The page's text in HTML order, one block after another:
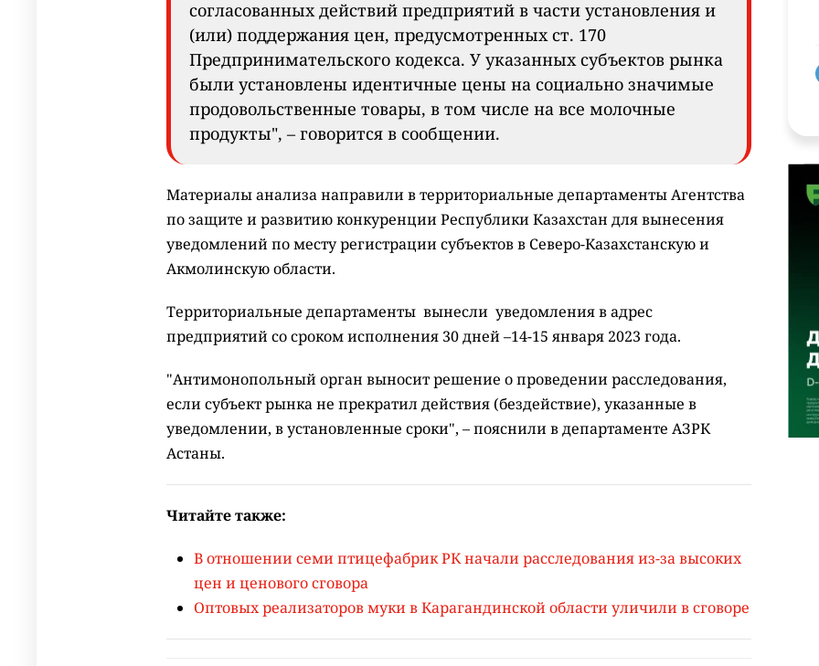
согласованных действий предприятий в части установления и
(или) поддержания цен, предусмотренных ст. 170
Предпринимательского кодекса. У указанных субъектов рынка
были установлены идентичные цены на социально значимые
продовольственные товары, в том числе на все молочные
продукты", – говорится в сообщении.
Материалы анализа направили в территориальные департаменты Агентства
по защите и развитию конкуренции Республики Казахстан для вынесения
уведомлений по месту регистрации субъектов в Северо-Казахстанскую и
Акмолинскую области.
Территориальные департаменты вынесли уведомления в адрес
предприятий со сроком исполнения 30 дней –14-15 января 2023 года.
"Антимонопольный орган выносит решение о проведении расследования,
если субъект рынка не прекратил действия (бездействие), указанные в
уведомлении, в установленные сроки", – пояснили в департаменте АЗРК
Астаны.
Читайте также:
В отношении семи птицефабрик РК начали расследования из-за высоких
цен и ценового сговора
Оптовых реализаторов муки в Карагандинской области уличили в сговоре